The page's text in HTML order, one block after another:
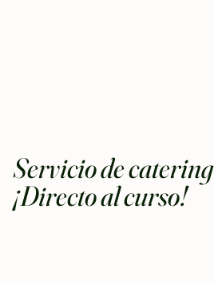
Servicio de catering
¡Directo al curso!